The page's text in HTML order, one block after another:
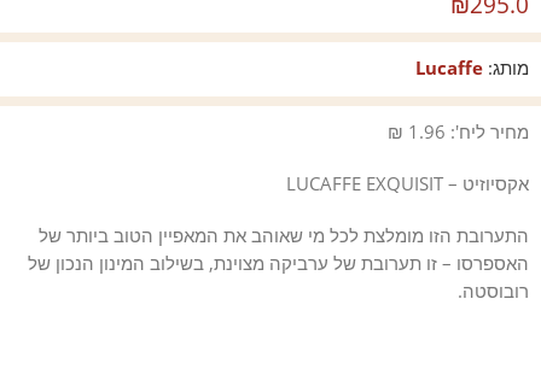
מותג: Lucaffe
מחיר ליח': 1.96 ₪
אקסיוזיט – LUCAFFE EXQUISIT
התערובת הזו מומלצת לכל מי שאוהב את המאפיין הטוב ביותר של
האספרסו – זו תערובת של ערביקה מצוינת, בשילוב המינון הנכון של
רובוסטה.